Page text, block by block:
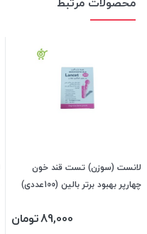
لانست (سوزن) تست قند خون
چهارپر بهبود برتر بالین (100عددی)
89,000تومان